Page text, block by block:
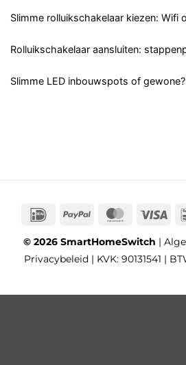
Slimme rolluikschakelaar kiezen: Wifi
Rolluikschakelaar aansluiten:
Slimme LED inbouwspots of
IDeal PayPal
© 2026 SmartHomeSwitch |
Privacybeleid | KVK: 90131541 |